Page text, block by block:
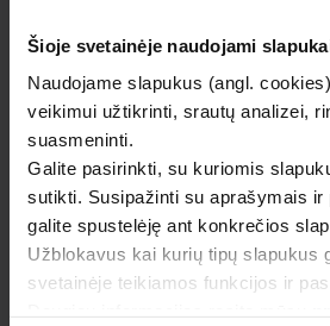
Šioje svetainėje naudojami
Naudojame slapukus (angl.
veikimui užtikrinti, srautų analizei,
suasmeninti.
Galite pasirinkti, su kuriomis
sutikti. Susipažinti su aprašymais ir
galite spustelėję ant konkrečios
Užblokavus kai kurių tipų slapukus
svetainėje teikiamos funkcijos ir
SAVYBĖS
Sku
2150245_0_0_533|1
Artikulas
2150245
Spalva
Marga
Linas
Minkštumas
Audinio
153±2,5
Piešinio kodas